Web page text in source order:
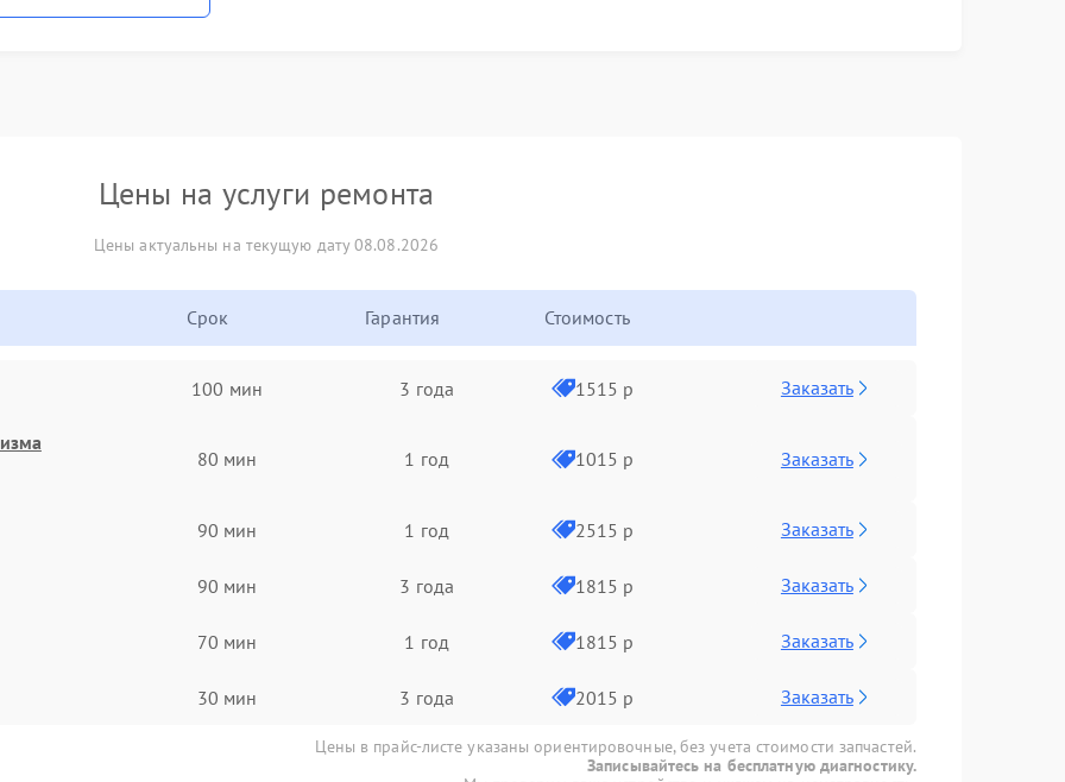
Цены на услуги ремонта
Цены актуальны на текущую дату 08.08.2026
Срок Гарантия Стоимость
100 мин 3 года 1515 р Заказать
80 мин 1 год 1015 р Заказать
90 мин 1 год 2515 р Заказать
90 мин 3 года 1815 р Заказать
70 мин 1 год 1815 р Заказать
30 мин 3 года 2015 р Заказать
Цены в прайс-листе указаны ориентировочные, без учета стоимости запчастей.
Записывайтесь на бесплатную диагностику.